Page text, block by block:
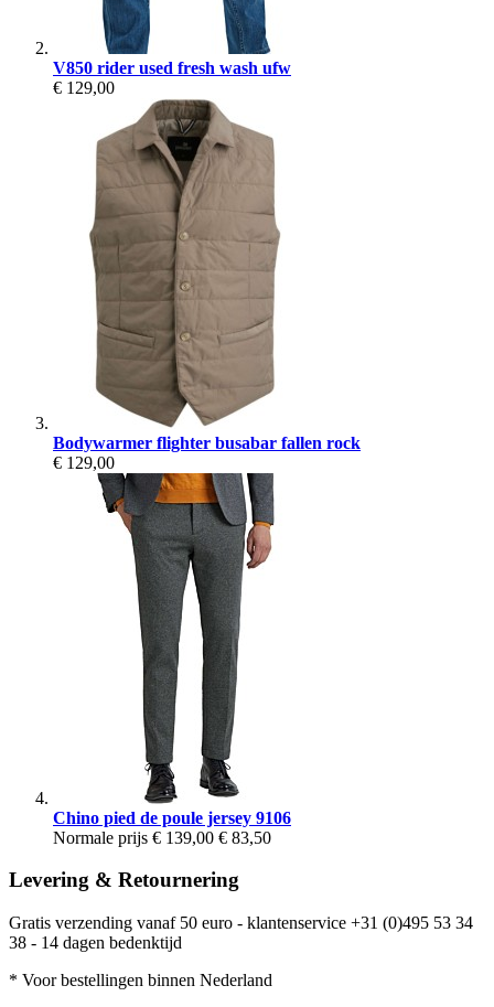
V850 rider used fresh wash ufw
€ 129,00
Bodywarmer flighter busabar fallen rock
€ 129,00
Chino pied de poule jersey 9106
Normale prijs € 139,00 € 83,50
Levering & Retournering
Gratis verzending vanaf 50 euro - klantenservice +31 (0)495 53 34
38 - 14 dagen bedenktijd
* Voor bestellingen binnen Nederland